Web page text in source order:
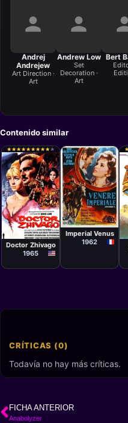
Andrej
Andrejew
Art Direction ·
Art
Andrew Low
Set
Decoration ·
Art
Bert
Contenido similar
★
★★
★★
★★
★★
★★
★★
★★
★★
★ ★
★
Película
David Lean
Doctor Zhivago
1965
Película
Jean
Delannoy
Imperial Venus
1962
CRÍTICAS (0)
Todavía no hay más críticas.
FICHA ANTERIOR
Anabolyzer